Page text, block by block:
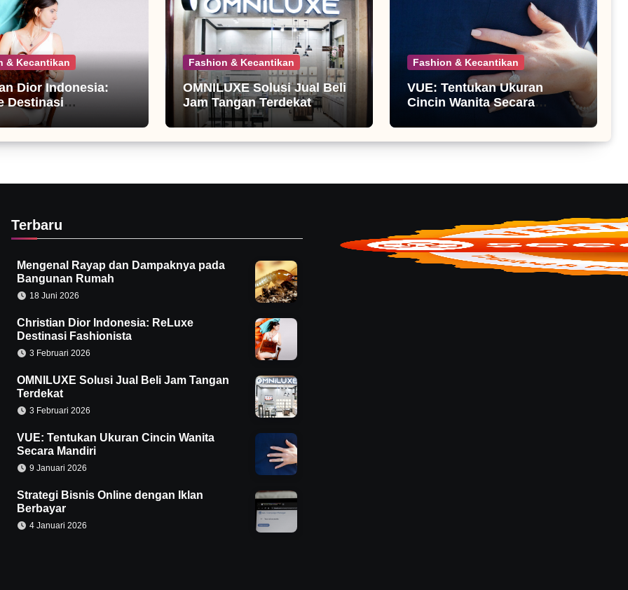
& Kecantikan
Dior Indonesia:
Destinasi
Fashion & Kecantikan
OMNILUXE Solusi Jual Beli
Jam Tangan Terdekat
Fashion & Kecantikan
VUE: Tentukan Ukuran
Cincin Wanita Secara
Terbaru
Mengenal Rayap dan Dampaknya pada
Bangunan Rumah
18 Juni 2026
Christian Dior Indonesia: ReLuxe
Destinasi Fashionista
3 Februari 2026
OMNILUXE Solusi Jual Beli Jam Tangan
Terdekat
3 Februari 2026
VUE: Tentukan Ukuran Cincin Wanita
Secara Mandiri
9 Januari 2026
Strategi Bisnis Online dengan Iklan
Berbayar
4 Januari 2026